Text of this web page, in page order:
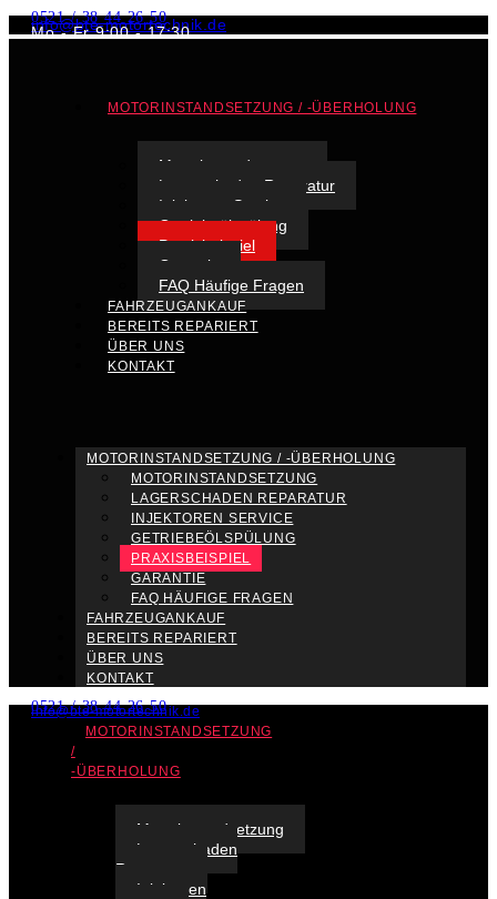
0521 / 38 44 26 50
info@bte-motortechnik.de
Mo - Fr 9:00 - 17:30
MOTORINSTANDSETZUNG / -ÜBERHOLUNG
Motorinstandsetzung
Lagerschaden Reparatur
Injektoren Service
Getriebeölspülung
Praxisbeispiel
Garantie
FAQ Häufige Fragen
FAHRZEUGANKAUF
BEREITS REPARIERT
ÜBER UNS
KONTAKT
MOTORINSTANDSETZUNG / -ÜBERHOLUNG
MOTORINSTANDSETZUNG
LAGERSCHADEN REPARATUR
INJEKTOREN SERVICE
GETRIEBEÖLSPÜLUNG
PRAXISBEISPIEL
GARANTIE
FAQ HÄUFIGE FRAGEN
FAHRZEUGANKAUF
BEREITS REPARIERT
ÜBER UNS
KONTAKT
0521 / 38 44 26 50
info@bte-motortechnik.de
MOTORINSTANDSETZUNG
/
-ÜBERHOLUNG
Motorinstandsetzung
Lagerschaden
Reparatur
Injektoren